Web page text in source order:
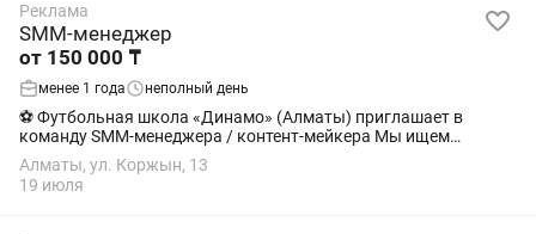
Реклама
SMM-менеджер
от 150 000 ₸
менее 1 года неполный день
⚽ Футбольная школа «Динамо» (Алматы) приглашает в
команду SMM-менеджера / контент-мейкера Мы ищем
активную, креативную и ответственную девушку, которая
будет развивать социальные сети нашей...
Алматы, ул. Коржын, 13
19 июля